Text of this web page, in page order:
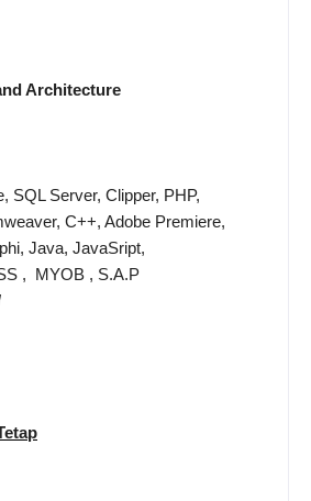
Architecture
SQL Server, Clipper, PHP,
C++, Adobe Premiere,
Java, JavaSript,
, MYOB , S.A.P